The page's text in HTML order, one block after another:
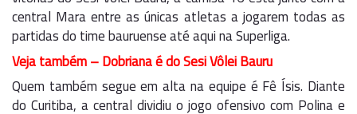
central Mara entre as únicas atletas a jogarem todas as
partidas do time bauruense até aqui na Superliga.
Veja também – Dobriana é do Sesi Vôlei Bauru
Quem também segue em alta na equipe é Fê Ísis. Diante
do Curitiba, a central dividiu o jogo ofensivo com Polina e